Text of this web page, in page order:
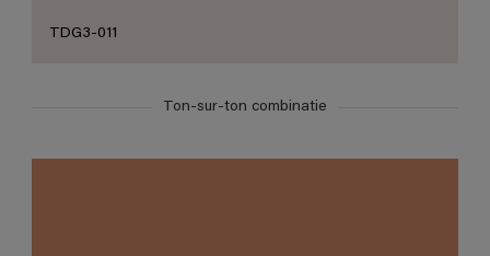
TDG3-011
Ton-sur-ton combinatie